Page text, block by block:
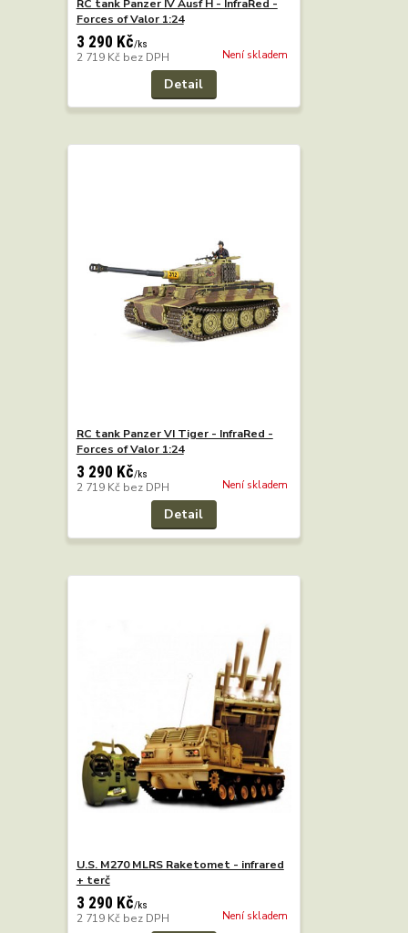
RC tank Panzer IV Ausf H - InfraRed -
Forces of Valor 1:24
3 290 Kč/ks
2 719 Kč bez DPH Není skladem
Detail
RC tank Panzer VI Tiger - InfraRed -
Forces of Valor 1:24
3 290 Kč/ks
2 719 Kč bez DPH Není skladem
Detail
U.S. M270 MLRS Raketomet - infrared
+ terč
3 290 Kč/ks
2 719 Kč bez DPH Není skladem